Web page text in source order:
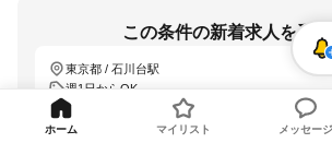
この条件の新着求人を受け
東京都 / 石川台駅
週1日からOK
「LINEで受け取る」では、新着求人のほか、おすすめ
す。
詳しくはこちら
ホーム マイリスト メッセージ